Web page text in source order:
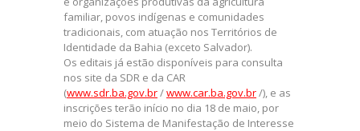
familiar, povos indígenas e comunidades
tradicionais, com atuação nos Territórios de
Identidade da Bahia (exceto Salvador).
Os editais já estão disponíveis para consulta
nos site da SDR e da CAR
(www.sdr.ba.gov.br/www.car.ba.gov.br/), e as
inscrições terão início no dia 18 de maio, por
meio do Sistema de Manifestação de Interesse